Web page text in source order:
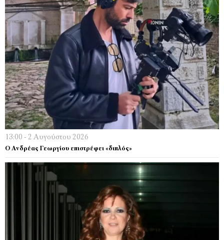
13:00 - 2 Αυγούστου 2026
Ο Ανδρέας Γεωργίου επιστρέφει «διπλός»